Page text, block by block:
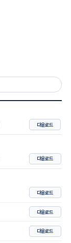
다운로드
다운로드
다운로드
다운로드
다운로드